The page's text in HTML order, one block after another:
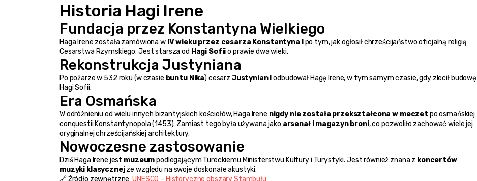
Historia Hagi Irene
Fundacja przez Konstantyna Wielkiego
Haga Irene została zamówiona w IV wieku przez cesarza Konstantyna I
po tym, jak ogłosił chrześcijaństwo oficjalną religią
Cesarstwa Rzymskiego. Jest starsza od Hagi Sofii o prawie dwa wieki.
Rekonstrukcja Justyniana
Po pożarze w 532 roku (w czasie buntu Nika) cesarz Justynian I odbudował Hagę Irene, w tym samym czasie, gdy zlecił budowę
Hagi Sofii.
Era Osmańska
W odróżnieniu od wielu innych bizantyjskich kościołów, Haga Irene nigdy nie została przekształcona w meczet po osmańskiej
conquestii Konstantynopola (1453). Zamiast tego była używana jako arsenał i magazyn broni, co pozwoliło zachować wiele jej
oryginalnej chrześcijańskiej architektury.
Nowoczesne zastosowanie
Dziś Haga Irene jest muzeum podlegającym Tureckiemu Ministerstwu Kultury i Turystyki. Jest również znana z koncertów
muzyki klasycznej ze względu na swoje doskonałe akustyki.
🔗 Źródło zewnętrzne: UNESCO – Historyczne obszary Stambułu